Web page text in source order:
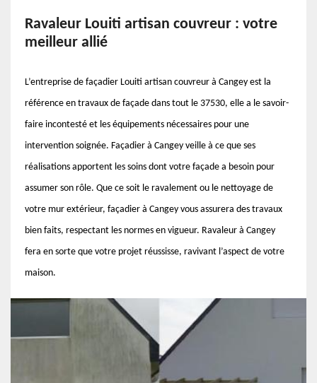
Ravaleur Louiti artisan couvreur : votre
meilleur allié
L’entreprise de façadier Louiti artisan couvreur à Cangey est la
référence en travaux de façade dans tout le 37530, elle a le savoir-
faire incontesté et les équipements nécessaires pour une
intervention soignée. Façadier à Cangey veille à ce que ses
réalisations apportent les soins dont votre façade a besoin pour
assumer son rôle. Que ce soit le ravalement ou le nettoyage de
votre mur extérieur, façadier à Cangey vous assurera des travaux
bien faits, respectant les normes en vigueur. Ravaleur à Cangey
fera en sorte que votre projet réussisse, ravivant l’aspect de votre
maison.